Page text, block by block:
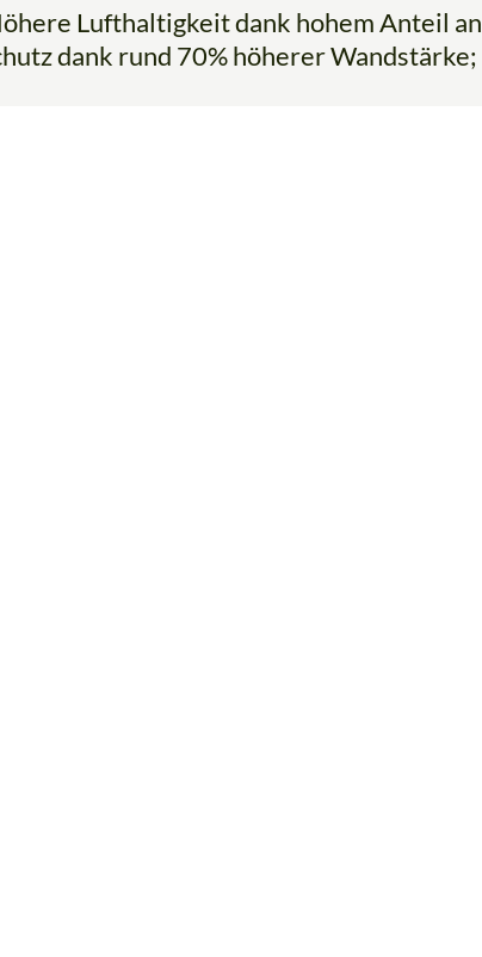
Lufthaltigkeit dank hohem Anteil an
dank rund 70% höherer Wandstärke;